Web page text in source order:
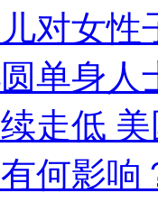
对女性
单身
走低
何影